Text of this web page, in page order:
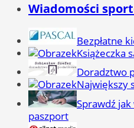
Wiadomości
Bezpłatne
Książeczka
Doradztwo
Największy
Sprawdź
paszport